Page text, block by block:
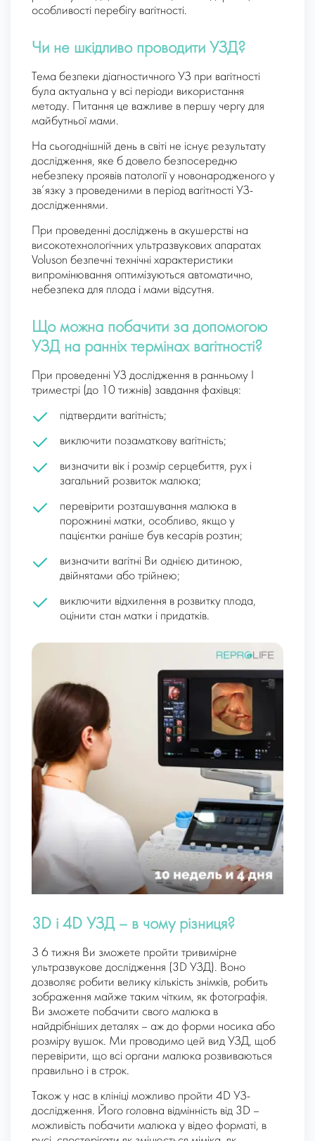
особливості перебігу вагітності.
Чи не шкідливо проводити УЗД?
Тема безпеки діагностичного УЗ при вагітності
була актуальна у всі періоди використання
методу. Питання це важливе в першу чергу для
майбутньої мами.
На сьогоднішній день в світі не існує результату
дослідження, яке б довело безпосередню
небезпеку проявів патології у новонародженого у
зв’язку з проведеними в період вагітності УЗ-
дослідженнями.
При проведенні досліджень в акушерстві на
високотехнологічних ультразвукових апаратах
Voluson безпечні технічні характеристики
випромінювання оптимізуються автоматично,
небезпека для плода і мами відсутня.
Що можна побачити за допомогою
УЗД на ранніх термінах вагітності?
При проведенні УЗ дослідження в ранньому I
триместрі (до 10 тижнів) завдання фахівця:
підтвердити вагітність;
виключити позаматкову вагітність;
визначити вік і розмір серцебиття, рух і
загальний розвиток малюка;
перевірити розташування малюка в
порожнині матки, особливо, якщо у
пацієнтки раніше був кесарів розтин;
визначити вагітні Ви однією дитиною,
двійнятами або трійнею;
виключити відхилення в розвитку плода,
оцінити стан матки і придатків.
3D і 4D УЗД – в чому різниця?
З 6 тижня Ви зможете пройти тривимірне
ультразвукове дослідження (3D УЗД). Воно
дозволяє робити велику кількість знімків, робить
зображення майже таким чітким, як фотографія.
Ви зможете побачити свого малюка в
найдрібніших деталях – аж до форми носика або
розміру вушок. Ми проводимо цей вид УЗД, щоб
перевірити, що всі органи малюка розвиваються
правильно і в строк.
Також у нас в клініці можливо пройти 4D УЗ-
дослідження. Його головна відмінність від 3D –
можливість побачити малюка у відео форматі, в